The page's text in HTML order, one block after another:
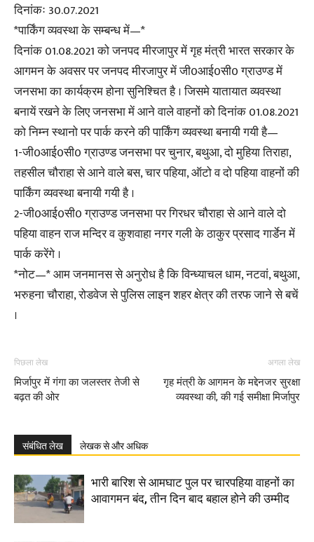
दिनांकः 30.07.2021
*पार्किंग व्यवस्था के सम्बन्ध में—*
दिनांक 01.08.2021 को जनपद मीरजापुर में गृह मंत्री भारत सरकार के
आगमन के अवसर पर जनपद मीरजापुर में जी0आई0सी0 ग्राउण्ड में
जनसभा का कार्यक्रम होना सुनिश्चित है । जिसमे यातायात व्यवस्था
बनायें रखने के लिए जनसभा में आने वाले वाहनों को दिनांक 01.08.2021
को निम्न स्थानो पर पार्क करने की पार्किंग व्यवस्था बनायी गयी है—
1-जी0आई0सी0 ग्राउण्ड जनसभा पर चुनार, बथुआ, दो मुहिया तिराहा,
तहसील चौराहा से आने वाले बस, चार पहिया, ऑटो व दो पहिया वाहनों की
पार्किंग व्यवस्था बनायी गयी है ।
2-जी0आई0सी0 ग्राउण्ड जनसभा पर गिरधर चौराहा से आने वाले दो
पहिया वाहन राज मन्दिर व कुशवाहा नगर गली के ठाकुर प्रसाद गार्डेन में
पार्क करेंगे ।
*नोट—* आम जनमानस से अनुरोध है कि विन्ध्याचल धाम, नटवां, बथुआ,
भरुहना चौराहा, रोडवेज से पुलिस लाइन शहर क्षेत्र की तरफ जाने से बचें
।
पिछला लेख
मिर्जापुर में गंगा का जलस्तर तेजी से
बढ़त की ओर
अगला लेख
गृह मंत्री के आगमन के मद्देनजर सुरक्षा
व्यवस्था की, की गई समीक्षा मिर्जापुर
संबंधित लेख लेखक से और अधिक
भारी बारिश से आमघाट पुल पर चारपहिया वाहनों का
आवागमन बंद, तीन दिन बाद बहाल होने की उम्मीद